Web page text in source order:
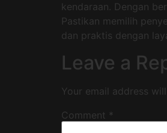
kendaraan. Dengan
Pastikan memilih
dan praktis dengan
Leave a
Your email address
Comment *